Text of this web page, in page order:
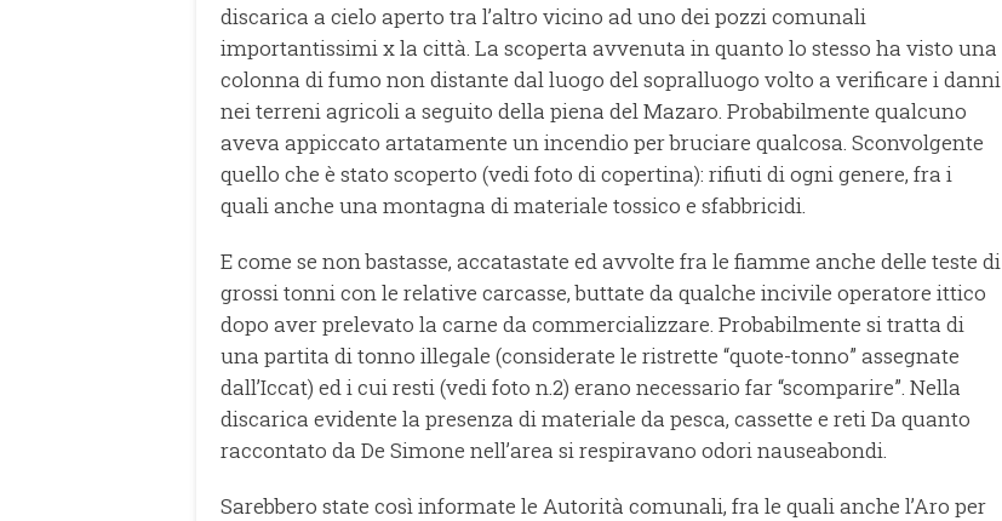
discarica a cielo aperto tra l’altro vicino ad uno dei pozzi comunali
importantissimi x la città. La scoperta avvenuta in quanto lo stesso ha visto una
colonna di fumo non distante dal luogo del sopralluogo volto a verificare i danni
nei terreni agricoli a seguito della piena del Mazaro. Probabilmente qualcuno
aveva appiccato artatamente un incendio per bruciare qualcosa. Sconvolgente
quello che è stato scoperto (vedi foto di copertina): rifiuti di ogni genere, fra i
quali anche una montagna di materiale tossico e sfabbricidi.
E come se non bastasse, accatastate ed avvolte fra le fiamme anche delle teste di
grossi tonni con le relative carcasse, buttate da qualche incivile operatore ittico
dopo aver prelevato la carne da commercializzare. Probabilmente si tratta di
una partita di tonno illegale (considerate le ristrette “quote-tonno” assegnate
dall’Iccat) ed i cui resti (vedi foto n.2) erano necessario far “scomparire”. Nella
discarica evidente la presenza di materiale da pesca, cassette e reti Da quanto
raccontato da De Simone nell’area si respiravano odori nauseabondi.
Sarebbero state così informate le Autorità comunali, fra le quali anche l’Aro per